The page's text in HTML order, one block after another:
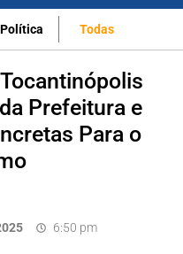
Política Todas
Prefeitura e
Para o
6:50 pm